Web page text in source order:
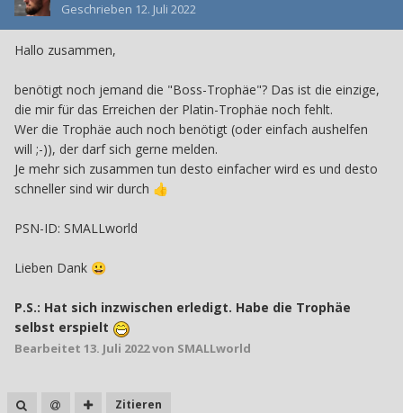
Geschrieben 12. Juli 2022
Hallo zusammen,
benötigt noch jemand die "Boss-Trophäe"? Das ist die einzige,
die mir für das Erreichen der Platin-Trophäe noch fehlt.
Wer die Trophäe auch noch benötigt (oder einfach aushelfen
will ;-)), der darf sich gerne melden.
Je mehr sich zusammen tun desto einfacher wird es und desto
schneller sind wir durch 👍
PSN-ID: SMALLworld
Lieben Dank 😀
P.S.: Hat sich inzwischen erledigt. Habe die Trophäe
selbst erspielt
Bearbeitet 13. Juli 2022von SMALLworld
Zitieren